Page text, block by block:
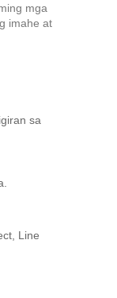
mga
imahe at
sa
Line